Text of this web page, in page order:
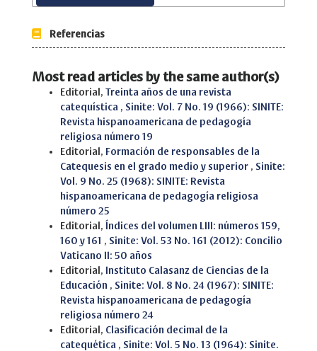
Referencias
Most read articles by the same author(s)
Editorial, Treinta años de una revista
catequística , Sinite: Vol. 7 No. 19 (1966): SINITE:
Revista hispanoamericana de pedagogía
religiosa número 19
Editorial, Formación de responsables de la
Catequesis en el grado medio y superior , Sinite:
Vol. 9 No. 25 (1968): SINITE: Revista
hispanoamericana de pedagogía religiosa
número 25
Editorial, Índices del volumen LIII: números 159,
160 y 161 , Sinite: Vol. 53 No. 161 (2012): Concilio
Vaticano II: 50 años
Editorial, Instituto Calasanz de Ciencias de la
Educación , Sinite: Vol. 8 No. 24 (1967): SINITE:
Revista hispanoamericana de pedagogía
religiosa número 24
Editorial, Clasificación decimal de la
catequética , Sinite: Vol. 5 No. 13 (1964): Sinite.